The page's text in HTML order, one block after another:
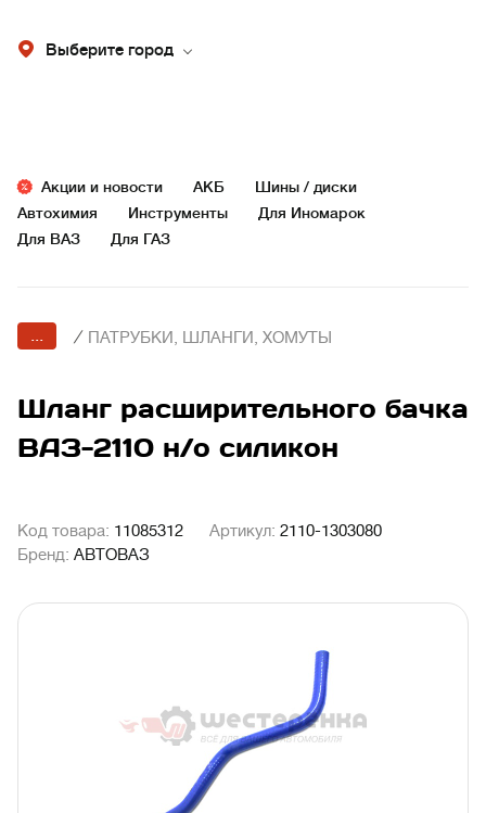
Выберите город
Акции и новости АКБ
Шины / диски
Автохимия
Инструменты
Для Иномарок
Для ВАЗ
Для ГАЗ
... / ПАТРУБКИ, ШЛАНГИ, ХОМУТЫ
Шланг расширительного бачка
ВАЗ-2110 н/о силикон
Код товара: 11085312 Артикул: 2110-1303080
Бренд: АВТОВАЗ